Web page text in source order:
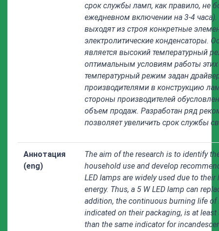
срок службы ламп, как правило, не
ежедневном включении на 3-4 часа).
выходят из строя конкретные
электролитические конденсаторы.
является высокий температурный
оптимальным условиям работы
температурный режим задан
производителями в конструкцию
стороны производителей
объем продаж. Разработан ряд
позволяет увеличить срок службы
Аннотация
(eng)
The aim of the research is to identify
household use and develop
LED lamps are widely used due to
energy. Thus, a 5 W LED lamp can
addition, the continuous burning life of
indicated on their packaging, is at
than the same indicator for